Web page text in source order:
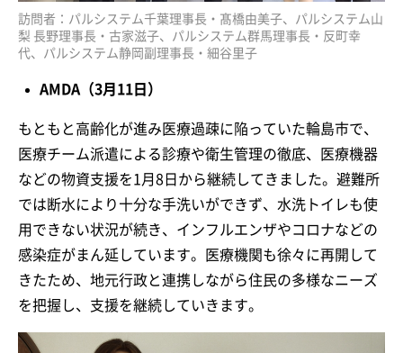
訪問者：パルシステム千葉理事長・髙橋由美子、パルシステム山
梨 長野理事長・古家滋子、パルシステム群馬理事長・反町幸
代、パルシステム静岡副理事長・細谷里子
AMDA （3月11日）
もともと高齢化が進み医療過疎に陥っていた輪島市で、
医療チーム派遣による診療や衛生管理の徹底、医療機器
などの物資支援を1月8日から継続してきました。避難所
では断水により十分な手洗いができず、水洗トイレも使
用できない状況が続き、インフルエンザやコロナなどの
感染症がまん延しています。医療機関も徐々に再開して
きたため、地元行政と連携しながら住民の多様なニーズ
を把握し、支援を継続していきます。